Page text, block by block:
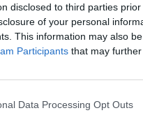
disclosed to third parties
of your personal
This information may also
Participants that may
Data Processing Opt Outs
συσκευής,
επιτυχούς εγγραφής στο
Από τον 13 μήνα